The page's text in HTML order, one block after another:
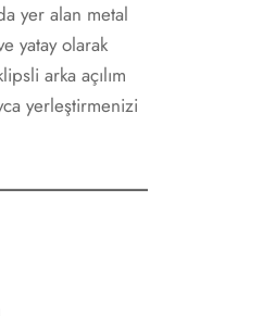
yer alan metal
yatay olarak
arka açılım
yerleştirmenizi